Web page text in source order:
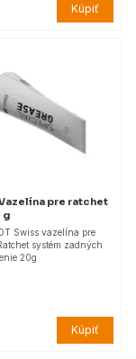
Kúpiť
pre ratchet
g
Swiss vazelína pre
systém zadných
20g
Kúpiť